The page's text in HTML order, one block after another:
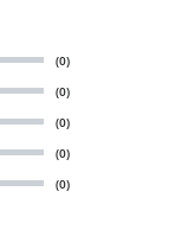
(0)
(0)
(0)
(0)
(0)